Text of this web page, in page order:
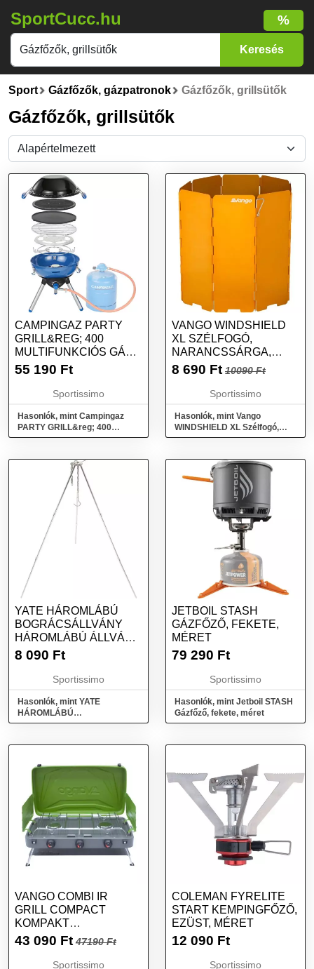
SportCucc.hu %
Sport Gázfőzők, gázpatronok Gázfőzők, grillsütők
Gázfőzők, grillsütők
CAMPINGAZ PARTY
GRILL&REG; 400
MULTIFUNKCIÓS GÁZ
GRILLSÜTŐ, KÉK,
55 190 Ft
Sportissimo
Hasonlók, mint Campingaz
PARTY GRILL&reg; 400
Multifunkciós gáz grillsütő,
VANGO WINDSHIELD
XL SZÉLFOGÓ,
NARANCSSÁRGA,
MÉRET
8 690 Ft 10090 Ft
Sportissimo
Hasonlók, mint Vango
WINDSHIELD XL Szélfogó,
narancssárga, méret
YATE HÁROMLÁBÚ
BOGRÁCSÁLLVÁNY
HÁROMLÁBÚ ÁLLVÁNY
BOGRÁCSHOZ, EZÜST,
8 090 Ft
Sportissimo
Hasonlók, mint YATE
HÁROMLÁBÚ
BOGRÁCSÁLLVÁNY
bográcshoz, ezüst, méret
JETBOIL STASH
GÁZFŐZŐ, FEKETE,
MÉRET
79 290 Ft
Sportissimo
Hasonlók, mint Jetboil STASH
Gázfőző, fekete, méret
VANGO COMBI IR
GRILL COMPACT
KOMPAKT
KEMPINGFŐZŐ, ZÖLD,
43 090 Ft 47190 Ft
Sportissimo
COLEMAN FYRELITE
START KEMPINGFŐZŐ,
EZÜST, MÉRET
12 090 Ft
Sportissimo